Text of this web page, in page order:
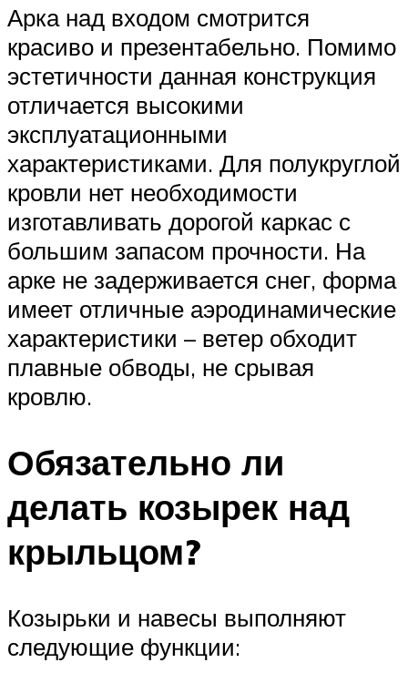
Арка над входом смотрится
красиво и презентабельно. Помимо
эстетичности данная конструкция
отличается высокими
эксплуатационными
характеристиками. Для полукруглой
кровли нет необходимости
изготавливать дорогой каркас с
большим запасом прочности. На
арке не задерживается снег, форма
имеет отличные аэродинамические
характеристики – ветер обходит
плавные обводы, не срывая
кровлю.
Обязательно ли
делать козырек над
крыльцом?
Козырьки и навесы выполняют
следующие функции: